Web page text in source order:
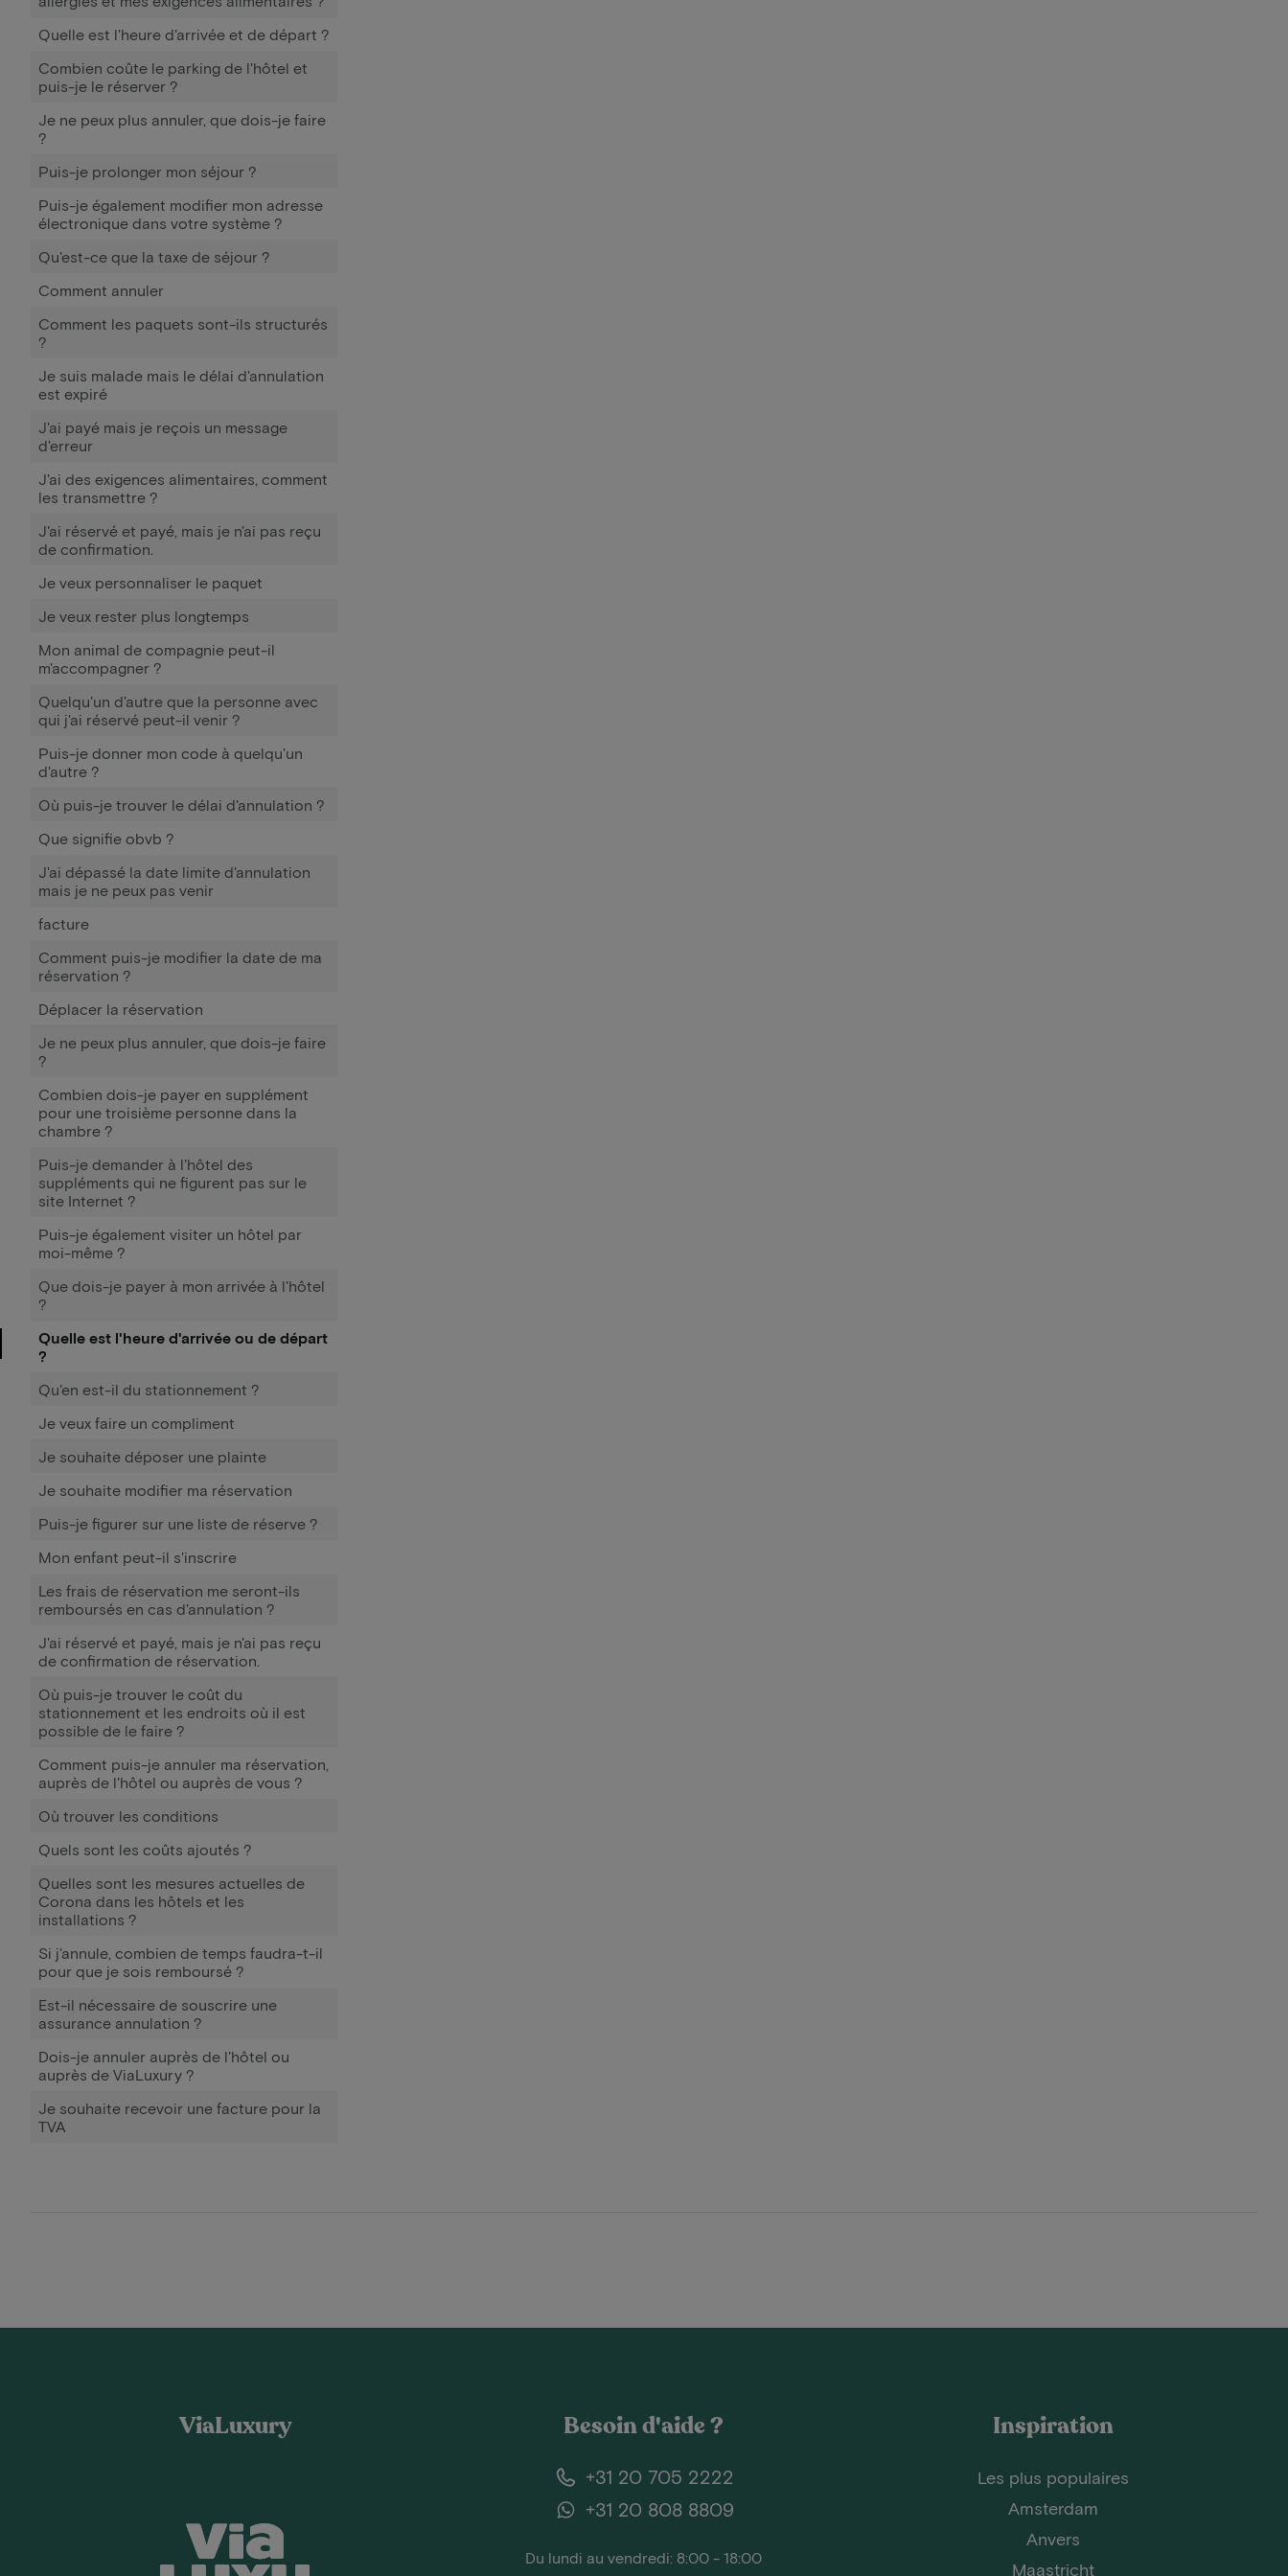
Quelle est l'heure d'arrivée et de départ ?
Combien coûte le parking de l'hôtel et
puis-je le réserver ?
Je ne peux plus annuler, que dois-je faire
?
Puis-je prolonger mon séjour ?
Puis-je également modifier mon adresse
électronique dans votre système ?
Qu'est-ce que la taxe de séjour ?
Comment annuler
Comment les paquets sont-ils structurés
?
Je suis malade mais le délai d'annulation
est expiré
J'ai payé mais je reçois un message
d'erreur
J'ai des exigences alimentaires, comment
les transmettre ?
J'ai réservé et payé, mais je n'ai pas reçu
de confirmation.
Je veux personnaliser le paquet
Je veux rester plus longtemps
Mon animal de compagnie peut-il
m'accompagner ?
Quelqu'un d'autre que la personne avec
qui j'ai réservé peut-il venir ?
Puis-je donner mon code à quelqu'un
d'autre ?
Où puis-je trouver le délai d'annulation ?
Que signifie obvb ?
J'ai dépassé la date limite d'annulation
mais je ne peux pas venir
facture
Comment puis-je modifier la date de ma
réservation ?
Déplacer la réservation
Je ne peux plus annuler, que dois-je faire
?
Combien dois-je payer en supplément
pour une troisième personne dans la
chambre ?
Puis-je demander à l'hôtel des
suppléments qui ne figurent pas sur le
site Internet ?
Puis-je également visiter un hôtel par
moi-même ?
Que dois-je payer à mon arrivée à l'hôtel
?
Quelle est l'heure d'arrivée ou de départ
?
Qu'en est-il du stationnement ?
Je veux faire un compliment
Je souhaite déposer une plainte
Je souhaite modifier ma réservation
Puis-je figurer sur une liste de réserve ?
Mon enfant peut-il s'inscrire
Les frais de réservation me seront-ils
remboursés en cas d'annulation ?
J'ai réservé et payé, mais je n'ai pas reçu
de confirmation de réservation.
Où puis-je trouver le coût du
stationnement et les endroits où il est
possible de le faire ?
Comment puis-je annuler ma réservation,
auprès de l'hôtel ou auprès de vous ?
Où trouver les conditions
Quels sont les coûts ajoutés ?
Quelles sont les mesures actuelles de
Corona dans les hôtels et les
installations ?
Si j'annule, combien de temps faudra-t-il
pour que je sois remboursé ?
Est-il nécessaire de souscrire une
assurance annulation ?
Dois-je annuler auprès de l'hôtel ou
auprès de ViaLuxury ?
Je souhaite recevoir une facture pour la
TVA
ViaLuxury Besoin d'aide ?
+31 20 705 2222
+31 20 808 8809
Du lundi au vendredi: 8:00 - 18:00
Inspiration
Les plus populaires
Amsterdam
Anvers
Maastricht